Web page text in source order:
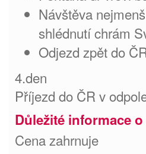
Návštěva
shlédnutí chrám
Odjezd zpět do
4.den
Příjezd do ČR v
Důležité informace o
Cena zahrnuje